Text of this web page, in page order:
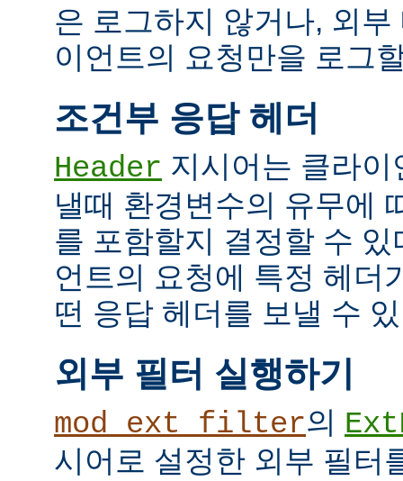
은 로그하지 않거나, 외
이언트의 요청만을 로그
조건부 응답 헤더
Header 지시어는 클라
낼때 환경변수의 유무에
를 포함할지 결정할 수
언트의 요청에 특정 헤더
떤 응답 헤더를 보낼 수
외부 필터 실행하기
mod_ext_filter의
시어로 설정한 외부 필터